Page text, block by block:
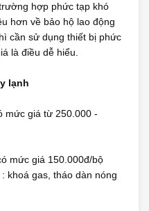
hợp phức tạp khó
hơn về bảo hộ lao động
cần sử dụng thiết bị phức
là điều dễ hiểu.
lạnh
giá từ 250.000 -
giá 150.000đ/bộ
khoá gas, tháo dàn nóng